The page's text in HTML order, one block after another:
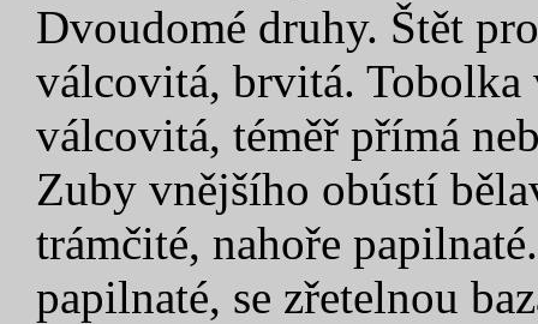
Dvoudomé druhy. Štět
válcovitá, brvitá.
válcovitá, téměř přímá
Zuby vnějšího obústí
trámčité, nahoře
papilnaté, se zřetelnou